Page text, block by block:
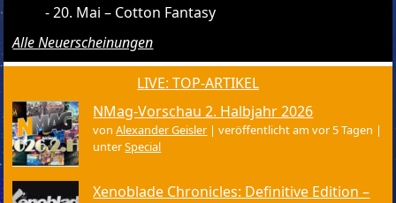
20. Mai – Cotton Fantasy
Alle Neuerscheinungen
LIVE: TOP-ARTIKEL
NMag-Vorschau 2. Halbjahr 2026
vonAlexander Geisler |veröffentlicht am vor 5 Tagen |
unterSpecial
Xenoblade Chronicles: Definitive Edition –